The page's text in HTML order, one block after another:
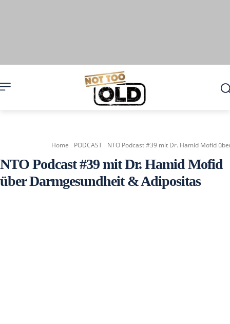
Home PODCAST NTO Podcast #39 mit Dr. Hamid Mofid
NTO Podcast #39 mit Dr. Hamid Mofid
über Darmgesundheit & Adipositas